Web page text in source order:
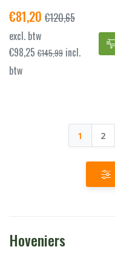
€81,20 €120,65
excl. btw
€98,25 €145,99 incl.
btw
1 2
Hoveniers